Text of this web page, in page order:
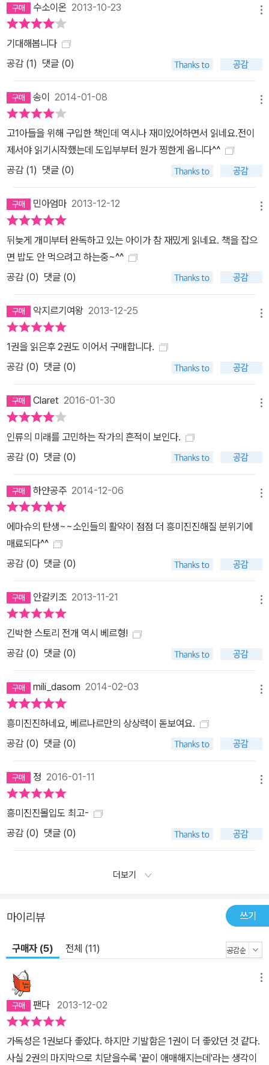
수소이온 2013-10-23
기대해봅니다
공감 (1) 댓글 (0)
송이 2014-01-08
고1아들을 위해 구입한 책인데 역시나 재미있어하면서 읽네요.전이
제서야 읽기시작했는데 도입부부터 뭔가 찡한게 옵니다^^
공감 (1) 댓글 (0)
민아엄마 2013-12-12
뒤늦게 개미부터 완독하고 있는 아이가 참 재밌게 읽네요. 책을 잡으
면 밥도 안 먹으려고 하는중~^^
공감 (0) 댓글 (0)
악지르기여왕 2013-12-25
1권을 읽은후 2권도 이어서 구매합니다.
공감 (0) 댓글 (0)
Claret 2016-01-30
인류의 미래를 고민하는 작가의 흔적이 보인다.
공감 (0) 댓글 (0)
하얀공주 2014-12-06
에마슈의 탄생~~소인들의 활약이 점점 더 흥미진진해질 분위기에
매료되다^^
공감 (0) 댓글 (0)
안갈키조 2013-11-21
긴박한 스토리 전개 역시 베르형!
공감 (0) 댓글 (0)
mili_dasom 2014-02-03
흥미진진하네요, 베르나르만의 상상력이 돋보여요.
공감 (0) 댓글 (0)
정 2016-01-11
흥미진진몰입도 최고-
공감 (0) 댓글 (0)
더보기
마이리뷰 쓰기
구매자 (5) 전체 (11)
팬다 2013-12-02
가독성은 1권보다 좋았다. 하지만 기발함은 1권이 더 좋았던 것 같다.
사실 2권의 마지막으로 치닫을수록 '끝이 애매해지는데'라는 생각이